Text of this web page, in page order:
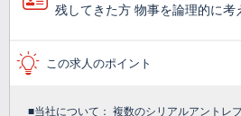
残してきた方 物事を論理的に
この求人のポイント
■当社について： 複数のシリアルアントレ